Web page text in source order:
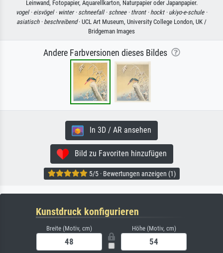
Leinwand, Fotopapier, Aquarellkarton, Naturpapier oder Japanpapier.
vogel · eisvögel · winter · schneefall · schnee · thront · hockt · ukiyo-e-schule ·
asiatisch · beschreibend· UCL Art Museum, University College London, UK /
Bridgeman Images
Andere Farbversionen dieses Bildes
In 3D / AR ansehen
Bild zu Favoriten hinzufügen
5/5 · Bewertungen anzeigen (1)
Kunstdruck konfigurieren
Breite (Motiv, cm) Höhe (Motiv, cm)